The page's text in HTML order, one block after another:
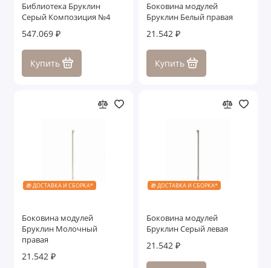
Библиотека Бруклин
Серый Композиция №4
547.069 ₽
Купить
Боковина модулей
Бруклин Белый правая
21.542 ₽
Купить
🎁 ДОСТАВКА И СБОРКА*
Боковина модулей
Бруклин Молочный
правая
21.542 ₽
🎁 ДОСТАВКА И СБОРКА*
Боковина модулей
Бруклин Серый левая
21.542 ₽